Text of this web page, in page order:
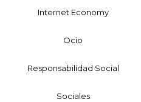
Internet Economy
Ocio
Responsabilidad Social
Sociales